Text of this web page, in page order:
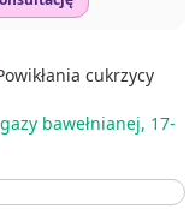
cukrzycy
bawełnianej, 17-